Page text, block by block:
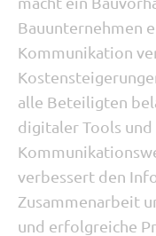
Bauunternehmen
Kommunikation
alle Beteiligten
digitaler Tools
verbessert den
Zusammenarbeit
und erfolgreiche